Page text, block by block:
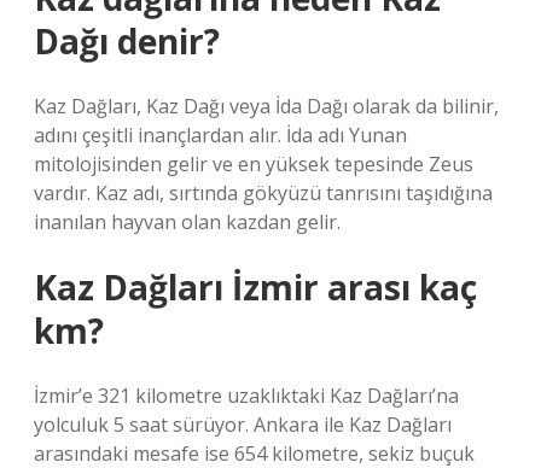
Dağı denir?
Kaz Dağları, Kaz Dağı veya İda Dağı olarak da bilinir,
adını çeşitli inançlardan alır. İda adı Yunan
mitolojisinden gelir ve en yüksek tepesinde Zeus
vardır. Kaz adı, sırtında gökyüzü tanrısını taşıdığına
inanılan hayvan olan kazdan gelir.
Kaz Dağları İzmir arası kaç
km?
İzmir’e 321 kilometre uzaklıktaki Kaz Dağları’na
yolculuk 5 saat sürüyor. Ankara ile Kaz Dağları
arasındaki mesafe ise 654 kilometre, sekiz buçuk